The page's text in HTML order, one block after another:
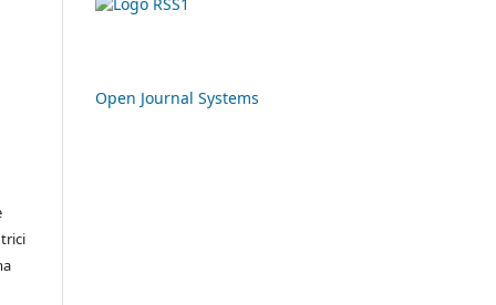
Open Journal Systems